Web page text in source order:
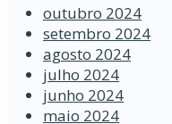
outubro 2024
setembro 2024
agosto 2024
julho 2024
junho 2024
maio 2024